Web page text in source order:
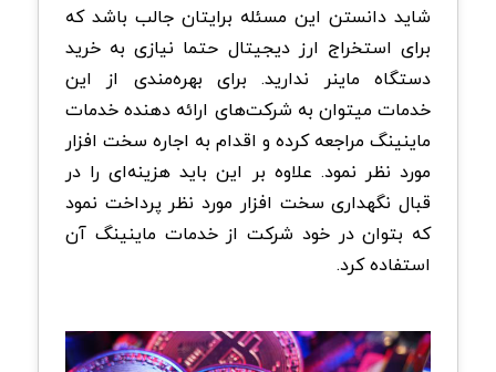
شاید دانستن این مسئله برایتان جالب باشد که
برای استخراج ارز دیجیتال حتما نیازی به خرید
دستگاه ماینر ندارید. برای بهره‌مندی از این
خدمات میتوان به شرکت‌های ارائه دهنده خدمات
ماینینگ مراجعه کرده و اقدام به اجاره سخت افزار
مورد نظر نمود. علاوه بر این باید هزینه‌ای را در
قبال نگهداری سخت افزار مورد نظر پرداخت نمود
که بتوان در خود شرکت از خدمات ماینینگ آن
استفاده کرد.